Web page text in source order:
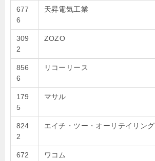
677
6
天昇電気工業
309
2
ZOZO
856
6
リコーリース
179
5
マサル
824
2
エイチ・ツー・オーリテイリング
672
ワコム